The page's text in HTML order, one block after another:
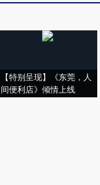
【特别呈现】《东莞，人
间便利店》倾情上线